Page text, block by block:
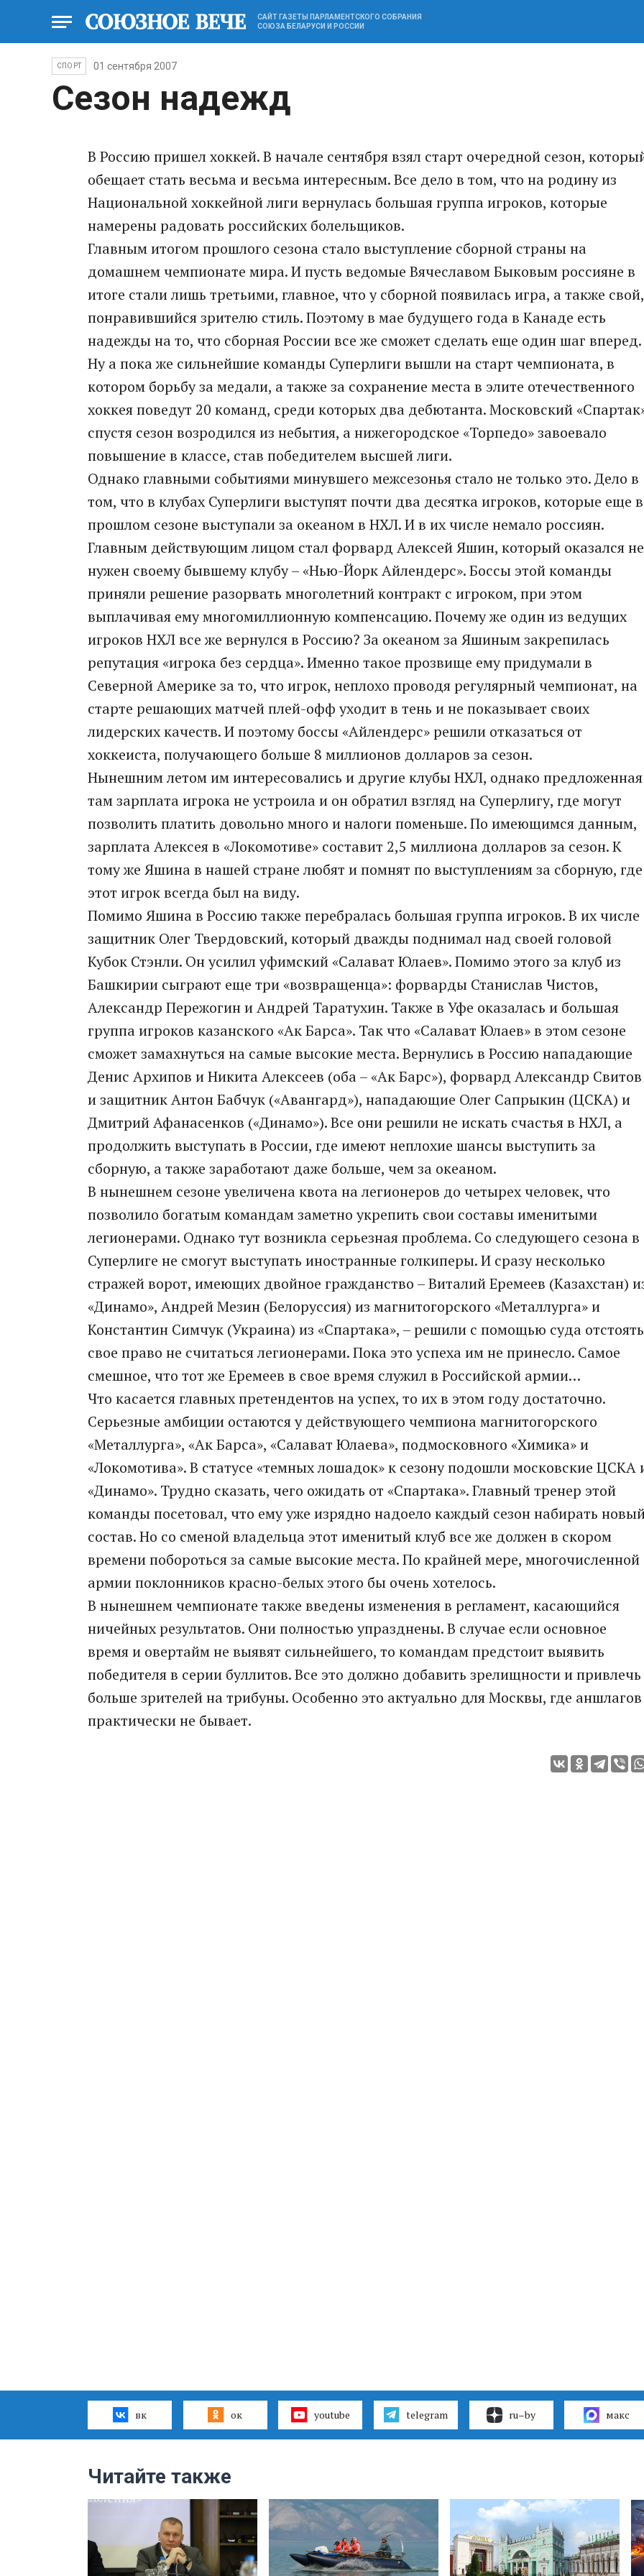
САЙТ ГАЗЕТЫ ПАРЛАМЕНТСКОГО СОБРАНИЯ
СОЮЗА БЕЛАРУСИ И РОССИИ
СПОРТ 01 сентября 2007
Сезон надежд
В Россию пришел хоккей. В начале сентября взял старт очередной сезон,
обещает стать весьма и весьма интересным. Все дело в том, что на родину из
Национальной хоккейной лиги вернулась большая группа игроков, которые
намерены радовать российских болельщиков.
Главным итогом прошлого сезона стало выступление сборной страны на
домашнем чемпионате мира. И пусть ведомые Вячеславом Быковым россияне в
итоге стали лишь третьими, главное, что у сборной появилась игра, а также свой,
понравившийся зрителю стиль. Поэтому в мае будущего года в Канаде есть
надежды на то, что сборная России все же сможет сделать еще один шаг вперед.
Ну а пока же сильнейшие команды Суперлиги вышли на старт чемпионата, в
котором борьбу за медали, а также за сохранение места в элите отечественного
хоккея поведут 20 команд, среди которых два дебютанта. Московский
спустя сезон возродился из небытия, а нижегородское «Торпедо» завоевало
повышение в классе, став победителем высшей лиги.
Однако главными событиями минувшего межсезонья стало не только это. Дело в
том, что в клубах Суперлиги выступят почти два десятка игроков, которые еще в
прошлом сезоне выступали за океаном в НХЛ. И в их числе немало россиян.
Главным действующим лицом стал форвард Алексей Яшин, который оказался не
нужен своему бывшему клубу – «Нью-Йорк Айлендерс». Боссы этой команды
приняли решение разорвать многолетний контракт с игроком, при этом
выплачивая ему многомиллионную компенсацию. Почему же один из ведущих
игроков НХЛ все же вернулся в Россию? За океаном за Яшиным закрепилась
репутация «игрока без сердца». Именно такое прозвище ему придумали в
Северной Америке за то, что игрок, неплохо проводя регулярный чемпионат, на
старте решающих матчей плей-офф уходит в тень и не показывает своих
лидерских качеств. И поэтому боссы «Айлендерс» решили отказаться от
хоккеиста, получающего больше 8 миллионов долларов за сезон.
Нынешним летом им интересовались и другие клубы НХЛ, однако предложенная
там зарплата игрока не устроила и он обратил взгляд на Суперлигу, где могут
позволить платить довольно много и налоги поменьше. По имеющимся данным,
зарплата Алексея в «Локомотиве» составит 2,5 миллиона долларов за сезон. К
тому же Яшина в нашей стране любят и помнят по выступлениям за сборную, где
этот игрок всегда был на виду.
Помимо Яшина в Россию также перебралась большая группа игроков. В их числе
защитник Олег Твердовский, который дважды поднимал над своей головой
Кубок Стэнли. Он усилил уфимский «Салават Юлаев». Помимо этого за клуб из
Башкирии сыграют еще три «возвращенца»: форварды Станислав Чистов,
Александр Пережогин и Андрей Таратухин. Также в Уфе оказалась и большая
группа игроков казанского «Ак Барса». Так что «Салават Юлаев» в этом сезоне
сможет замахнуться на самые высокие места. Вернулись в Россию нападающие
Денис Архипов и Никита Алексеев (оба – «Ак Барс»), форвард Александр Свитов
и защитник Антон Бабчук («Авангард»), нападающие Олег Сапрыкин (ЦСКА) и
Дмитрий Афанасенков («Динамо»). Все они решили не искать счастья в НХЛ, а
продолжить выступать в России, где имеют неплохие шансы выступить за
сборную, а также заработают даже больше, чем за океаном.
В нынешнем сезоне увеличена квота на легионеров до четырех человек, что
позволило богатым командам заметно укрепить свои составы именитыми
легионерами. Однако тут возникла серьезная проблема. Со следующего сезона в
Суперлиге не смогут выступать иностранные голкиперы. И сразу несколько
стражей ворот, имеющих двойное гражданство – Виталий Еремеев (Казахстан)
«Динамо», Андрей Мезин (Белоруссия) из магнитогорского «Металлурга» и
Константин Симчук (Украина) из «Спартака», – решили с помощью суда отстоять
свое право не считаться легионерами. Пока это успеха им не принесло. Самое
смешное, что тот же Еремеев в свое время служил в Российской армии…
Что касается главных претендентов на успех, то их в этом году достаточно.
Серьезные амбиции остаются у действующего чемпиона магнитогорского
«Металлурга», «Ак Барса», «Салават Юлаева», подмосковного «Химика» и
«Локомотива». В статусе «темных лошадок» к сезону подошли московские ЦСКА
«Динамо». Трудно сказать, чего ожидать от «Спартака». Главный тренер этой
команды посетовал, что ему уже изрядно надоело каждый сезон набирать
состав. Но со сменой владельца этот именитый клуб все же должен в скором
времени побороться за самые высокие места. По крайней мере, многочисленной
армии поклонников красно-белых этого бы очень хотелось.
В нынешнем чемпионате также введены изменения в регламент, касающийся
ничейных результатов. Они полностью упразднены. В случае если основное
время и овертайм не выявят сильнейшего, то командам предстоит выявить
победителя в серии буллитов. Все это должно добавить зрелищности и привлечь
больше зрителей на трибуны. Особенно это актуально для Москвы, где аншлагов
практически не бывает.
вк ок youtube telegram ru–by макс
Читайте также